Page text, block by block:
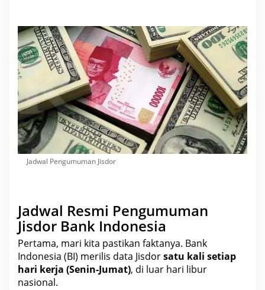
Jadwal Pengumuman Jisdor
Jadwal Resmi Pengumuman
Jisdor Bank Indonesia
Pertama, mari kita pastikan faktanya. Bank
Indonesia (BI) merilis data Jisdorsatu kali setiap
hari kerja (Senin-Jumat), di luar hari libur
nasional.